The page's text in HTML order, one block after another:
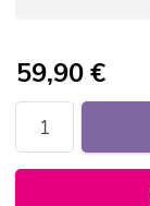
59,90€